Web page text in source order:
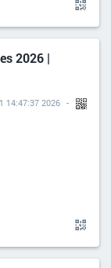
2026 |
14:47:37 2026